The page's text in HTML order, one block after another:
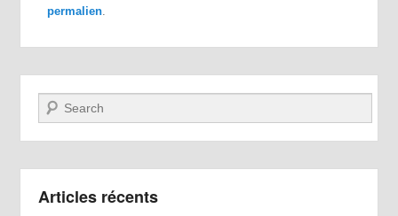
permalien
Recherche
Articles récents